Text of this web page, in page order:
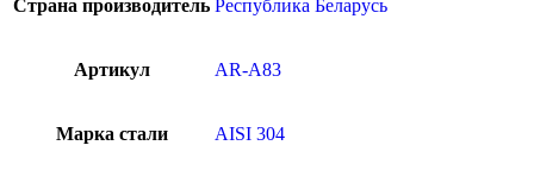
Страна производитель Республика Беларусь
Артикул AR-A83
Марка стали AISI 304